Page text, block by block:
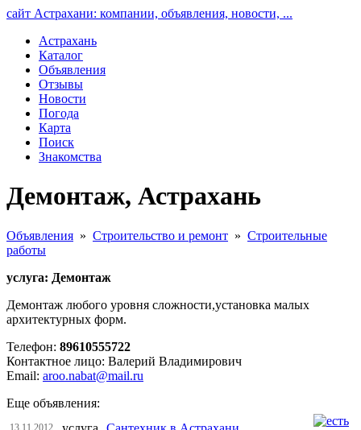
сайт Астрахани: компании, объявления, новости, ...
Астрахань
Каталог
Объявления
Отзывы
Новости
Погода
Карта
Поиск
Знакомства
Демонтаж, Астрахань
Объявления » Строительство и ремонт » Строительные
работы
услуга: Демонтаж
Демонтаж любого уровня сложности,установка малых
архитектурных форм.
Телефон: 89610555722
Контактное лицо: Валерий Владимирович
Email: aroo.nabat@mail.ru
Еще объявления:
13.11.2012